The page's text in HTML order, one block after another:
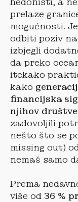
hedonisti, a
prelaze
mogućnosti.
odbiti poziv
izbjegli
da preko
itekako
kako
financijska
njihov
zadovoljili
nešto što se
missing out)
nemaš samo
Prema
više od 36 %